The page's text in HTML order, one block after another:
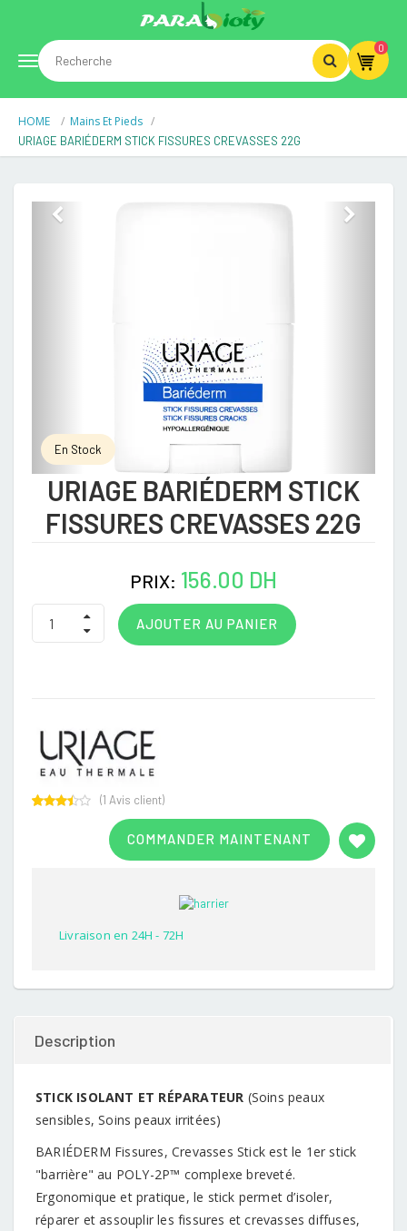
Toggle
navigation
0
HOME Mains Et Pieds
URIAGE BARIÉDERM STICK FISSURES CREVASSES 22G
En Stock
URIAGE BARIÉDERM STICK
FISSURES CREVASSES 22G
PRIX: 156.00 DH
AJOUTER AU PANIER
COMMANDER MAINTENANT
(1 Avis client)
Livraison en 24H - 72H
Description
STICK ISOLANT ET RÉPARATEUR (Soins peaux
sensibles, Soins peaux irritées)
BARIÉDERM Fissures, Crevasses Stick est le 1er stick
"barrière" au POLY-2P™ complexe breveté.
Ergonomique et pratique, le stick permet d’isoler,
réparer et assouplir les fissures et crevasses diffuses,